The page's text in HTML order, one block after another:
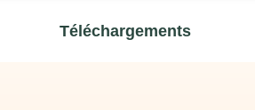
Téléchargements